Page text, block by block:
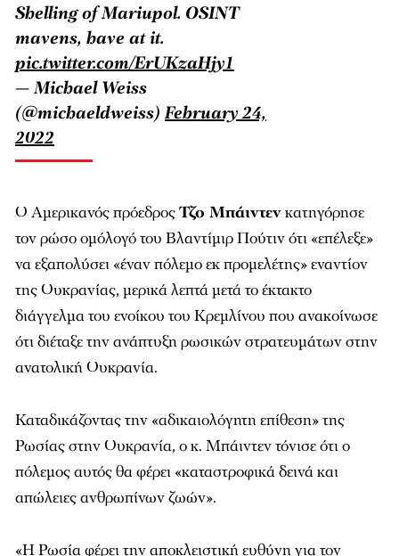
Shelling of Mariupol. OSINT
mavens, have at it.
pic.twitter.com/ErUKzaHjy1
— Michael Weiss
(@michaeldweiss)February 24,
2022
Ο Aμερικανός πρόεδροςΤζο Μπάιντενκατηγόρησε
τον ρώσο ομόλογό του Βλαντίμιρ Πούτιν ότι «επέλεξε»
να εξαπολύσει «έναν πόλεμο εκ προμελέτης» εναντίον
της Ουκρανίας, μερικά λεπτά μετά το έκτακτο
διάγγελμα του ενοίκου του Κρεμλίνου που ανακοίνωσε
ότι διέταξε την ανάπτυξη ρωσικών στρατευμάτων στην
ανατολική Ουκρανία.
Καταδικάζοντας την «αδικαιολόγητη επίθεση» της
Ρωσίας στην Ουκρανία, ο κ. Μπάιντεν τόνισε ότι ο
πόλεμος αυτός θα φέρει «καταστροφικά δεινά και
απώλειες ανθρωπίνων ζωών».
«Η Ρωσία φέρει την αποκλειστική ευθύνη για τον